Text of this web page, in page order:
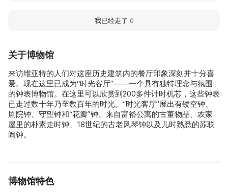
关于博物馆
来访维亚特的人们对这座历史建筑内的餐厅印象深刻并十分喜
爱。现在这里已成为“时光客厅”——一个具有独特理念与氛围
的钟表博物馆。在这里可以欣赏到200多件计时机芯，这些钟表
已走过数十年乃至数百年的时光。“时光客厅”展出有镂空钟、
剧院钟、守望钟和“花瓣”钟、来自富裕公寓的古董物品、农家
屋里的朴素走时钟、18世纪的古老风琴钟以及儿时熟悉的苏联
闹钟。
博物馆特色
我已经走了 0